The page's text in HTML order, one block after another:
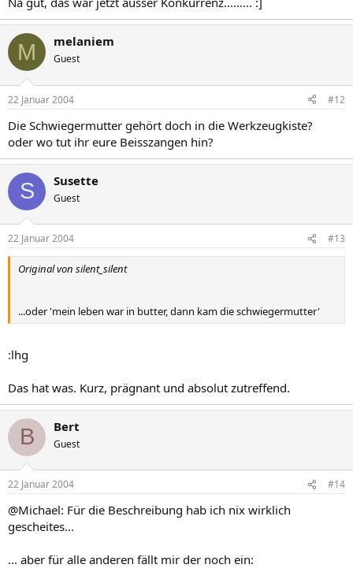
M melaniem
Guest
22 Januar 2004 #12
Die Schwiegermutter gehört doch in die Werkzeugkiste?
oder wo tut ihr eure Beisszangen hin?
S Susette
Guest
22 Januar 2004 #13
Original von silent_silent
...oder 'mein leben war in butter, dann kam die schwiegermutter'
:lhg
Das hat was. Kurz, prägnant und absolut zutreffend.
B Bert
Guest
22 Januar 2004 #14
@Michael: Für die Beschreibung hab ich nix wirklich
gescheites...
... aber für alle anderen fällt mir der noch ein: